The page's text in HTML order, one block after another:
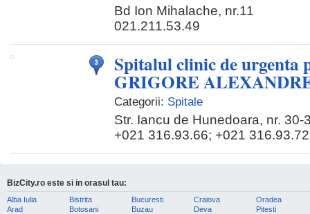
Bd Ion Mihalache, nr.11
021.211.53.49
Spitalul clinic de urgenta
GRIGORE
Categorii: Spitale
Str. Iancu de Hunedoara, nr. 30-
+021 316.93.66; +021 316.93.72
BizCity.ro este si in orasul tau:
Alba Iulia
Arad
Bistrita
Botosani
Bucuresti
Buzau
Craiova
Deva
Oradea
Pitesti